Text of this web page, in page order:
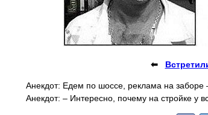
⬅
Анекдот: Едем по шоссе, реклама на
Анекдот: – Интересно, почему на стройке у